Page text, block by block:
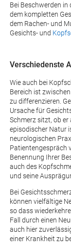
Bei Beschwerden in
dem kompletten
dem Rachen- und
Gesichts- und
Verschiedenste
Wie auch bei
Bereich ist
zu differenzieren.
Ursache für
Schmerz sitzt, ob
episodischer Natur
neurologischen
Patientengespräch
Benennung Ihrer
auch des
und seine
Bei
können vielfältige
so dass
Fall durch einen
auch hier
einer Krankheit zu